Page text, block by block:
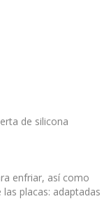
de silicona
enfriar, así como
placas: adaptadas